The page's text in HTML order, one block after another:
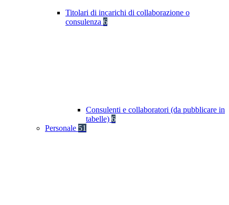
Titolari di incarichi di collaborazione o
consulenza 6
Consulenti e collaboratori (da pubblicare in
tabelle) 6
Personale 51